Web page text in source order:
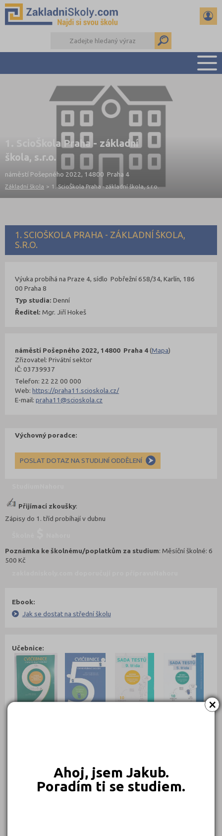
×
Ahoj, jsem Jakub.
Poradím ti se studiem.
PŘEHLED ŠKOL
PŘIJÍMAČKY NA SŠ
RADY A ČLÁNKY
ČTENÁŘSKÝ DENÍK
DALŠÍ DRUHY ŠKOL
1. ScioŠkola Praha - základní
škola, s.r.o.
náměstí Pošepného 2022, 14800 Praha 4
Základní škola > 1. ScioŠkola Praha - základní škola, s.r.o.
1. SCIOŠKOLA PRAHA - ZÁKLADNÍ ŠKOLA,
S.R.O.
náměstí Pošepného 2022, 14800 Praha 4(Mapa)
Zřizovatel: Privátní sektor
IČ: 03739937
Telefon: 22 22 00 000
Web:https://praha11.scioskola.cz/
E-mail:praha11@scioskola.cz
Výuka probíhá na Praze 4, sídlo Pobřežní 658/34, Karlín, 186
00 Praha 8
Typ studia: Denní
Ředitel: Mgr. Jiří Hokeš
Výchovný poradce:
POSLAT DOTAZ NA STUDIJNÍ ODDĚLENÍ
Přijímací zkoušky:
Zápisy do 1. tříd probíhají v dubnu
Poznámka ke školnému/poplatkům za studium: Měsíční školné: 6
500 Kč
Ebook:
Jak se dostat na střední školu
Učebnice: